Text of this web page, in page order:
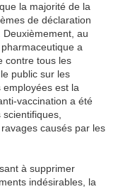
la majorité de la
de déclaration
au
a
contre tous les
public sur les
est la
vaccination a été
causés par les
à supprimer
indésirables, la